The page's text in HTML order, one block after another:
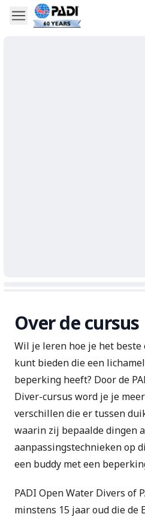
Over de cursus
Wil je leren hoe je het
kunt bieden die een
beperking heeft? Door de
Diver-cursus word je je
verschillen die er tussen
waarin zij bepaalde dingen
aanpassingstechnieken op
een buddy met een
PADI Open Water Divers of
minstens 15 jaar oud die de